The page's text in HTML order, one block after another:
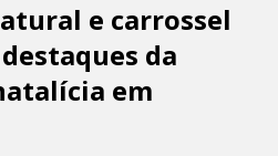
e carrossel
da
em